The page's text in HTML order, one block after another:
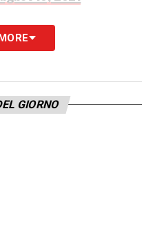
TOP NEWS
GIORNO